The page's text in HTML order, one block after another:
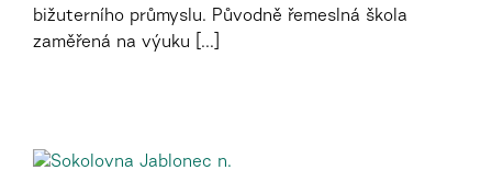
bižuterního průmyslu. Původně řemeslná škola
zaměřená na výuku [...]